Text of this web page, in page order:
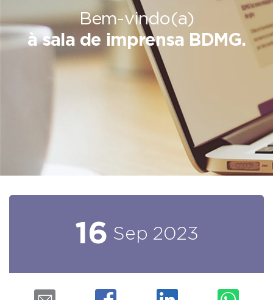
Bem-vindo(a)
à sala de imprensa BDMG.
16 Sep 2023